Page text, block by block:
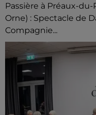
Passière à Préaux-
Orne) : Spectacle de
Compagnie...